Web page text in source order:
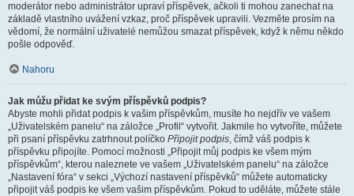
moderátor nebo administrátor upraví příspěvek, ačkoli ti mohou zanechat na
základě vlastního uvážení vzkaz, proč příspěvek upravili. Vezměte prosím na
vědomí, že normální uživatelé nemůžou smazat příspěvek, když k němu někdo
pošle odpověď.
Nahoru
Jak můžu přidat ke svým příspěvků podpis?
Abyste mohli přidat podpis k vašim příspěvkům, musíte ho nejdřív ve vašem
„Uživatelském panelu“ na záložce „Profil“ vytvořit. Jakmile ho vytvoříte, můžete
při psaní příspěvku zatrhnout políčko Připojit podpis, čímž váš podpis k
příspěvku připojíte. Pomocí možnosti „Připojit můj podpis ke všem mým
příspěvkům“, kterou naleznete ve vašem „Uživatelském panelu“ na záložce
„Nastavení fóra“ v sekci „Výchozí nastavení příspěvků“ můžete automaticky
připojit váš podpis ke všem vašim příspěvkům. Pokud to uděláte, můžete stále